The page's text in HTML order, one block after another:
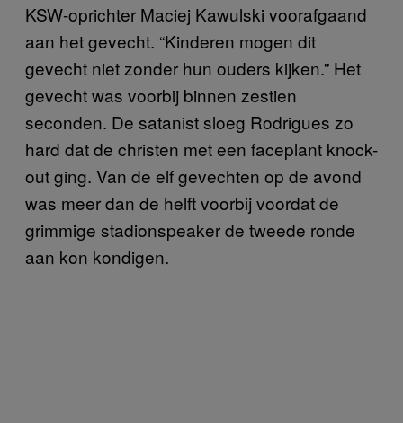
KSW-oprichter Maciej Kawulski voorafgaand
aan het gevecht. “Kinderen mogen dit
gevecht niet zonder hun ouders kijken.” Het
gevecht was voorbij binnen zestien
seconden. De satanist sloeg Rodrigues zo
hard dat de christen met een faceplant knock-
out ging. Van de elf gevechten op de avond
was meer dan de helft voorbij voordat de
grimmige stadionspeaker de tweede ronde
aan kon kondigen.